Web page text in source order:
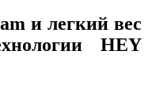
и легкий вес
HEY